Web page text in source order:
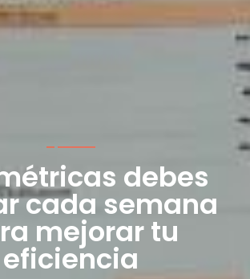
debes
cada semana
mejorar tu
eficiencia